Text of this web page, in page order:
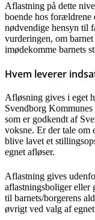
Aflastning på dette
boende hos forældrene
nødvendige hensyn til
vurderingen, om
imødekomme barnets
Hvem leverer
Afløsning gives i eget
Svendborg
som er godkendt af
voksne. Er der tale om
blive lavet et
egnet afløser.
Aflastning gives
aflastningsboliger eller
til barnets/borgerens
øvrigt ved valg af